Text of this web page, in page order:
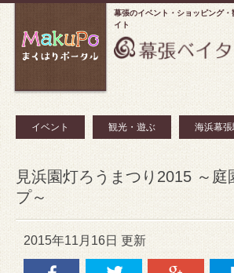
幕張のイベント・ショッピング
イト
イベント 観光・遊ぶ 海浜幕張
見浜園灯ろうまつり2015 ～庭
プ～
2015年11月16日 更新